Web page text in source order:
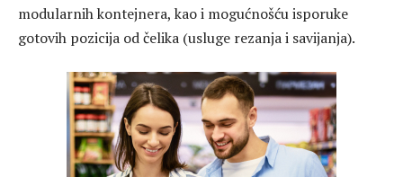
modularnih kontejnera, kao i mogućnošću isporuke
gotovih pozicija od čelika (usluge rezanja i savijanja).